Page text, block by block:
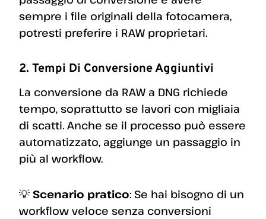
sempre i file originali della fotocamera,
potresti preferire i RAW proprietari.
2. Tempi Di Conversione Aggiuntivi
La conversione da RAW a DNG richiede
tempo, soprattutto se lavori con migliaia
di scatti. Anche se il processo può essere
automatizzato, aggiunge un passaggio in
più al workflow.
💡 Scenario pratico: Se hai bisogno di un
workflow veloce senza conversioni